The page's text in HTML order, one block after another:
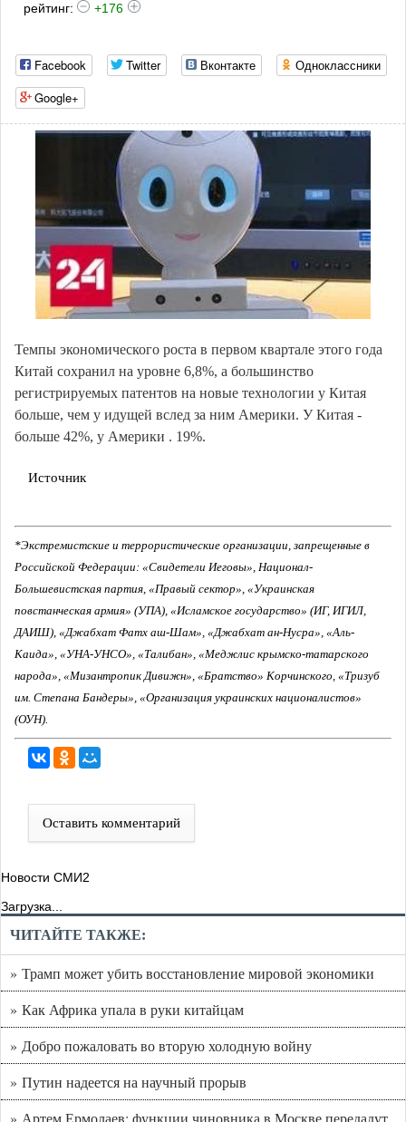
рейтинг:
+176
Facebook Twitter Вконтакте
Одноклассники
Google+
Темпы экономического роста в первом квартале этого года
Китай сохранил на уровне 6,8%, а большинство
регистрируемых патентов на новые технологии у Китая
больше, чем у идущей вслед за ним Америки. У Китая -
больше 42%, у Америки . 19%.
Источник
*Экстремистские и террористические организации, запрещенные в
Российской Федерации: «Свидетели Иеговы», Национал-
Большевистская партия, «Правый сектор», «Украинская
повстанческая армия» (УПА), «Исламское государство» (ИГ, ИГИЛ,
ДАИШ), «Джабхат Фатх аш-Шам», «Джабхат ан-Нусра», «Аль-
Каида», «УНА-УНСО», «Талибан», «Меджлис крымско-татарского
народа», «Мизантропик Дивижн», «Братство» Корчинского, «Тризуб
им. Степана Бандеры», «Организация украинских националистов»
(ОУН).
Оставить комментарий
Новости СМИ2
Загрузка...
ЧИТАЙТЕ ТАКЖЕ:
» Трамп может убить восстановление мировой экономики
» Как Африка упала в руки китайцам
» Добро пожаловать во вторую холодную войну
» Путин надеется на научный прорыв
» Артем Ермолаев: функции чиновника в Москве передадут